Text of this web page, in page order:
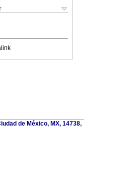
de México, MX, 14738,